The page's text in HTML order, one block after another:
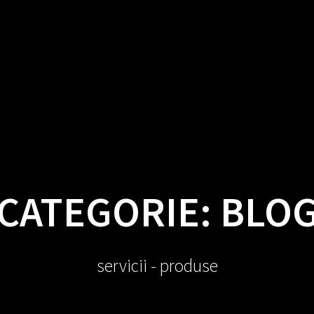
servicii - produse